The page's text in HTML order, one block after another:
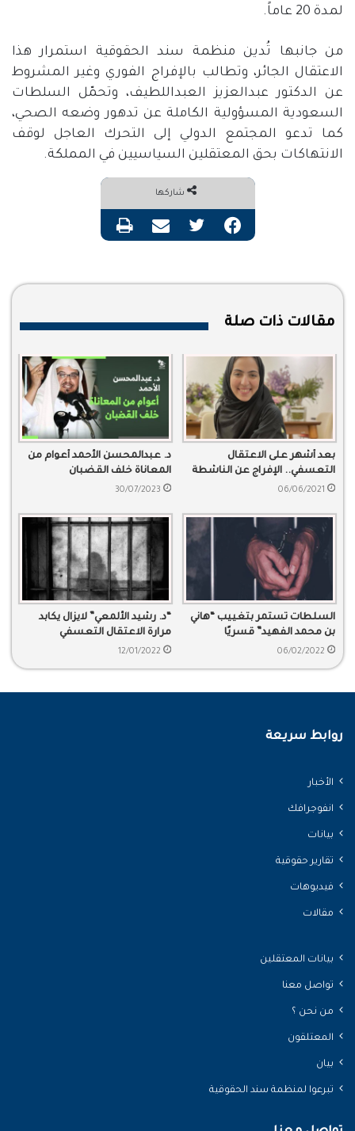
لمدة
عاماً.
من جانبها تُدين منظمة سند الحقوقية استمرار هذا
الاعتقال الجائر، وتطالب بالإفراج الفوري وغير المشروط
عن الدكتور عبدالعزيز العبداللطيف، وتحمّل السلطات
السعودية المسؤولية الكاملة عن تدهور وضعه الصحي،
كما تدعو المجتمع الدولي إلى التحرك العاجل لوقف
الانتهاكات بحق المعتقلين السياسيين في المملكة.
شاركها
فيسبوك تويتر مشاركة عبر البريد طباعة
مقالات ذات صلة
بعد أشهر على الاعتقال
التعسفي.. الإفراج عن الناشطة
“لجين داغستاني”
06/06/2021
د. عبدالمحسن الأحمد أعوام من
المعاناة خلف القضبان
30/07/2023
السلطات تستمر بتغييب “هاني
بن محمد الفهيد” قسريًا
06/02/2022
“د. رشيد الألمعي” لايزال يكابد
مرارة الاعتقال التعسفي
12/01/2022
روابط سريعة
الأخبار
انفوجرافك
بيانات
تقارير حقوقية
فيديوهات
مقالات
بيانات المعتقلين
تواصل معنا
من نحن ؟
المعتلقون
بيان
تبرعوا لمنظمة سند الحقوقية